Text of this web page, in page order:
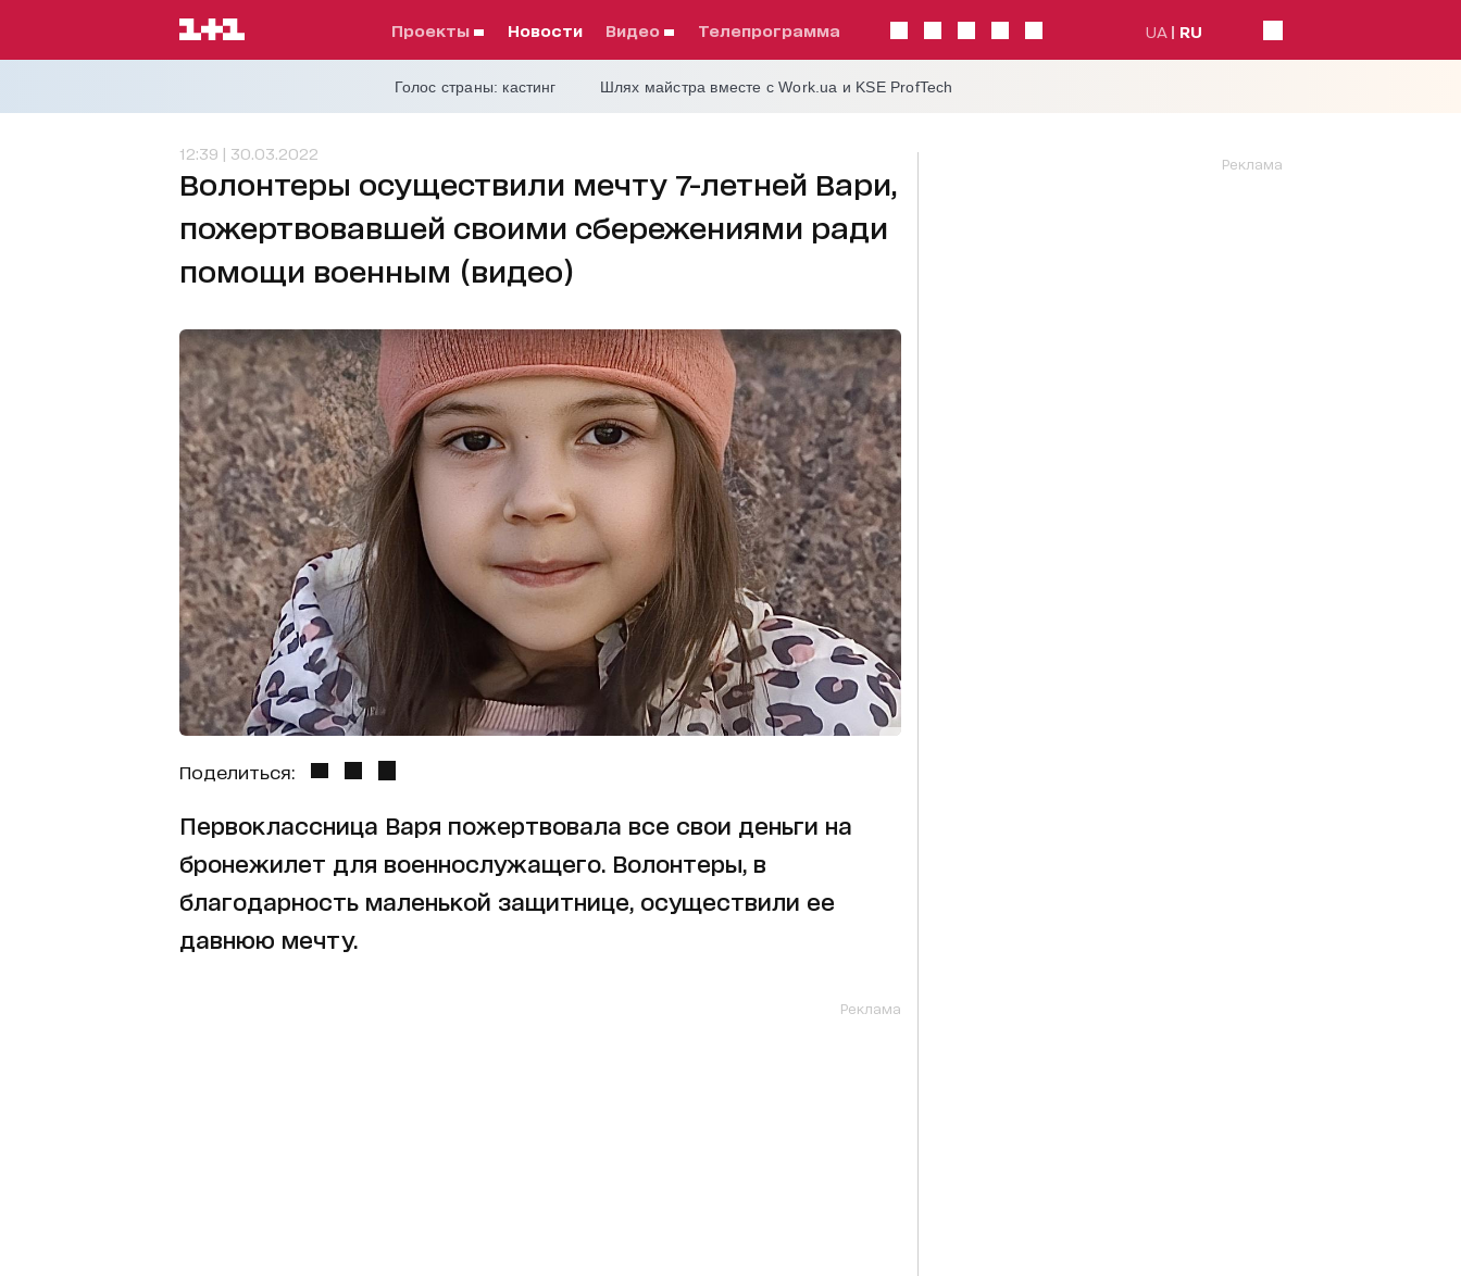
проекты Новости видео телепрограмма UA RU
Голос страны: кастинг Шлях майстра вместе с Work.ua и KSE ProfTech
12:39 | 30.03.2022
Волонтеры осуществили мечту 7-летней Вари,
пожертвовавшей своими сбережениями ради
помощи военным (видео)
Поделиться:
Первоклассница Варя пожертвовала все свои деньги на
бронежилет для военнослужащего. Волонтеры, в
благодарность маленькой защитнице, осуществили ее
давнюю мечту.
Реклама
Реклама